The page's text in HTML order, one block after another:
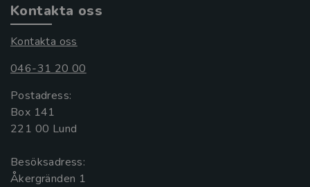
Kontakta oss
Kontakta oss
046-31 20 00
Postadress:
Box 141
221 00 Lund
Besöksadress:
Åkergränden 1